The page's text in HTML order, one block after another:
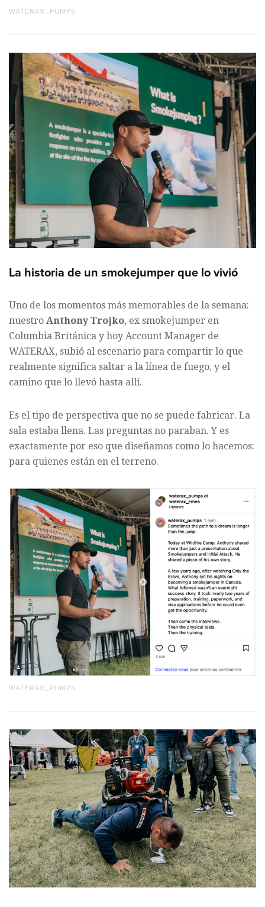
WATERAX_PUMPS
La historia de un smokejumper que lo vivió
Uno de los momentos más memorables de la semana:
nuestro Anthony Trojko, ex smokejumper en
Columbia Británica y hoy Account Manager de
WATERAX, subió al escenario para compartir lo que
realmente significa saltar a la línea de fuego, y el
camino que lo llevó hasta allí.
Es el tipo de perspectiva que no se puede fabricar. La
sala estaba llena. Las preguntas no paraban. Y es
exactamente por eso que diseñamos como lo hacemos:
para quienes están en el terreno.
WATERAX_PUMPS